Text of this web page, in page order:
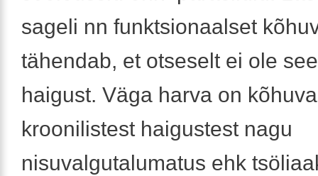
sageli nn funktsionaalset
tähendab, et otseselt ei ole
haigust. Väga harva on
kroonilistest haigustest nagu
nisuvalgutalumatus ehk